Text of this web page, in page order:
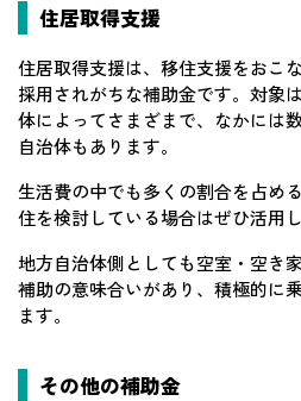
住居取得支援
住居取得支援は、移住支援をおこ
採用されがちな補助金です。対象
体によってさまざまで、なかには
自治体もあります。
生活費の中でも多くの割合を占め
住を検討している場合はぜひ活用
地方自治体側としても空室・空き
補助の意味合いがあり、積極的に
ます。
その他の補助金